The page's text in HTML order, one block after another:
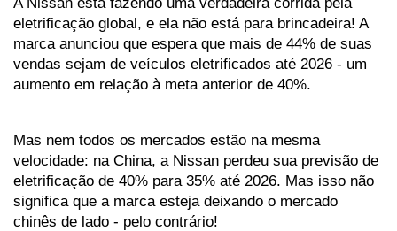
eletrificação global, e ela não está para brincadeira! A
marca anunciou que espera que mais de 44% de suas
vendas sejam de veículos eletrificados até 2026 - um
aumento em relação à meta anterior de 40%.
Mas nem todos os mercados estão na mesma
velocidade: na China, a Nissan perdeu sua previsão de
eletrificação de 40% para 35% até 2026. Mas isso não
significa que a marca esteja deixando o mercado
chinês de lado - pelo contrário!